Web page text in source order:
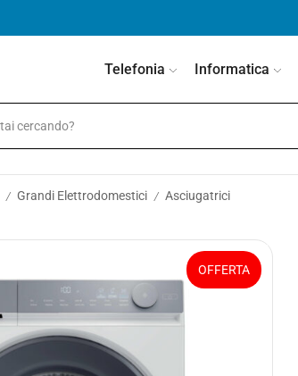
Telefonia Informatica
/ Grandi Elettrodomestici / Asciugatrici
OFFERTA